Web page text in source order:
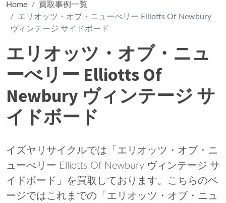
Home
買取事例一覧
エリオッツ・オブ・ニューべリー Elliotts Of Newbury
ヴィンテージ サイドボード
エリオッツ・オブ・ニュ
ーべリー Elliotts Of
Newbury ヴィンテージ サ
イドボード
イズヤリサイクルでは「エリオッツ・オブ・ニ
ューべリー Elliotts Of Newbury ヴィンテージ サ
イドボード」を買取しております。こちらのペ
ージではこれまでの「エリオッツ・オブ・ニュ